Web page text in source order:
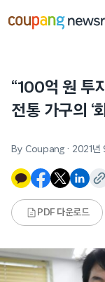
건너뛰기
“100억 원 투
전통 가구의 ‘
By Coupang · 2021년
PDF 다운로드